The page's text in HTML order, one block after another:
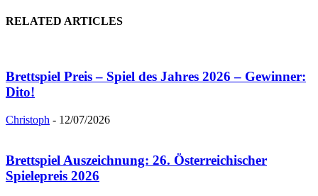
RELATED ARTICLES
Brettspiel Preis – Spiel des Jahres 2026 – Gewinner:
Dito!
Christoph - 12/07/2026
Brettspiel Auszeichnung: 26. Österreichischer
Spielepreis 2026